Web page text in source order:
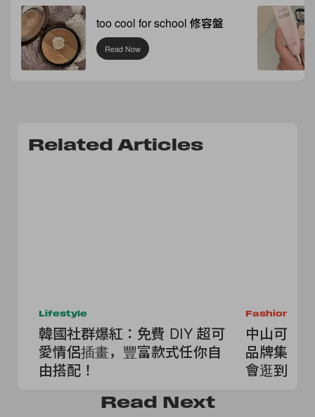
too cool for school 修容盤
Read Now
Related Articles
Lifestyle
韓國社群爆紅：免費 DIY 超可
愛情侶插畫，豐富款式任你自
由搭配！
Fashion
中山可愛
品牌集合
會逛到失
Read Next